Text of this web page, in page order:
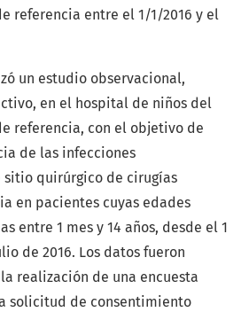
referencia entre el 1/1/2016 y el
un estudio observacional,
en el hospital de niños del
referencia, con el objetivo de
de las infecciones
quirúrgico de cirugías
en pacientes cuyas edades
entre 1 mes y 14 años, desde el 1
de 2016. Los datos fueron
realización de una encuesta
solicitud de consentimiento